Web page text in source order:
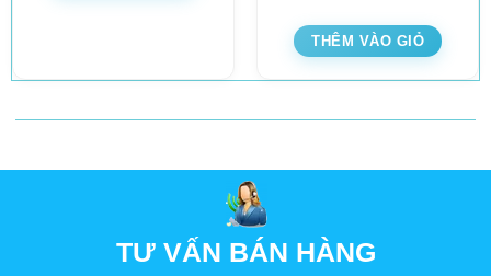
THÊM VÀO GIỎ
TƯ VẤN BÁN HÀNG